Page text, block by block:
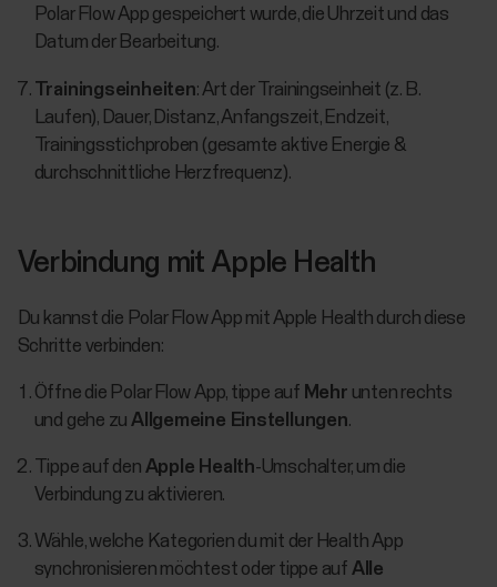
Polar Flow App gespeichert wurde, die Uhrzeit und das
Datum der Bearbeitung.
Trainingseinheiten: Art der Trainingseinheit (z. B.
Laufen), Dauer, Distanz, Anfangszeit, Endzeit,
Trainingsstichproben (gesamte aktive Energie &
durchschnittliche Herzfrequenz).
Verbindung mit Apple Health
Du kannst die Polar Flow App mit Apple Health durch diese
Schritte verbinden:
Öffne die Polar Flow App, tippe auf Mehr unten rechts
und gehe zu Allgemeine Einstellungen.
Tippe auf den Apple Health-Umschalter, um die
Verbindung zu aktivieren.
Wähle, welche Kategorien du mit der Health App
synchronisieren möchtest oder tippe auf Alle